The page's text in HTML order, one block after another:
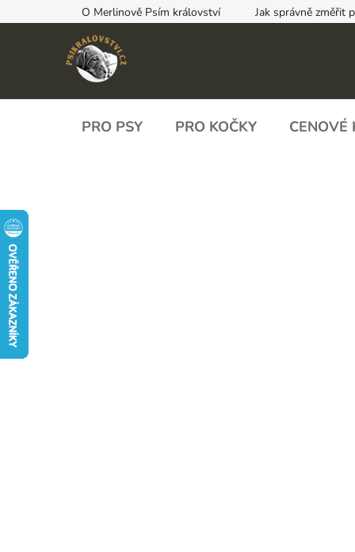
na
O Merlinově Psím království Jak správně změřit
PRO PSY PRO KOČKY CENOVÉ